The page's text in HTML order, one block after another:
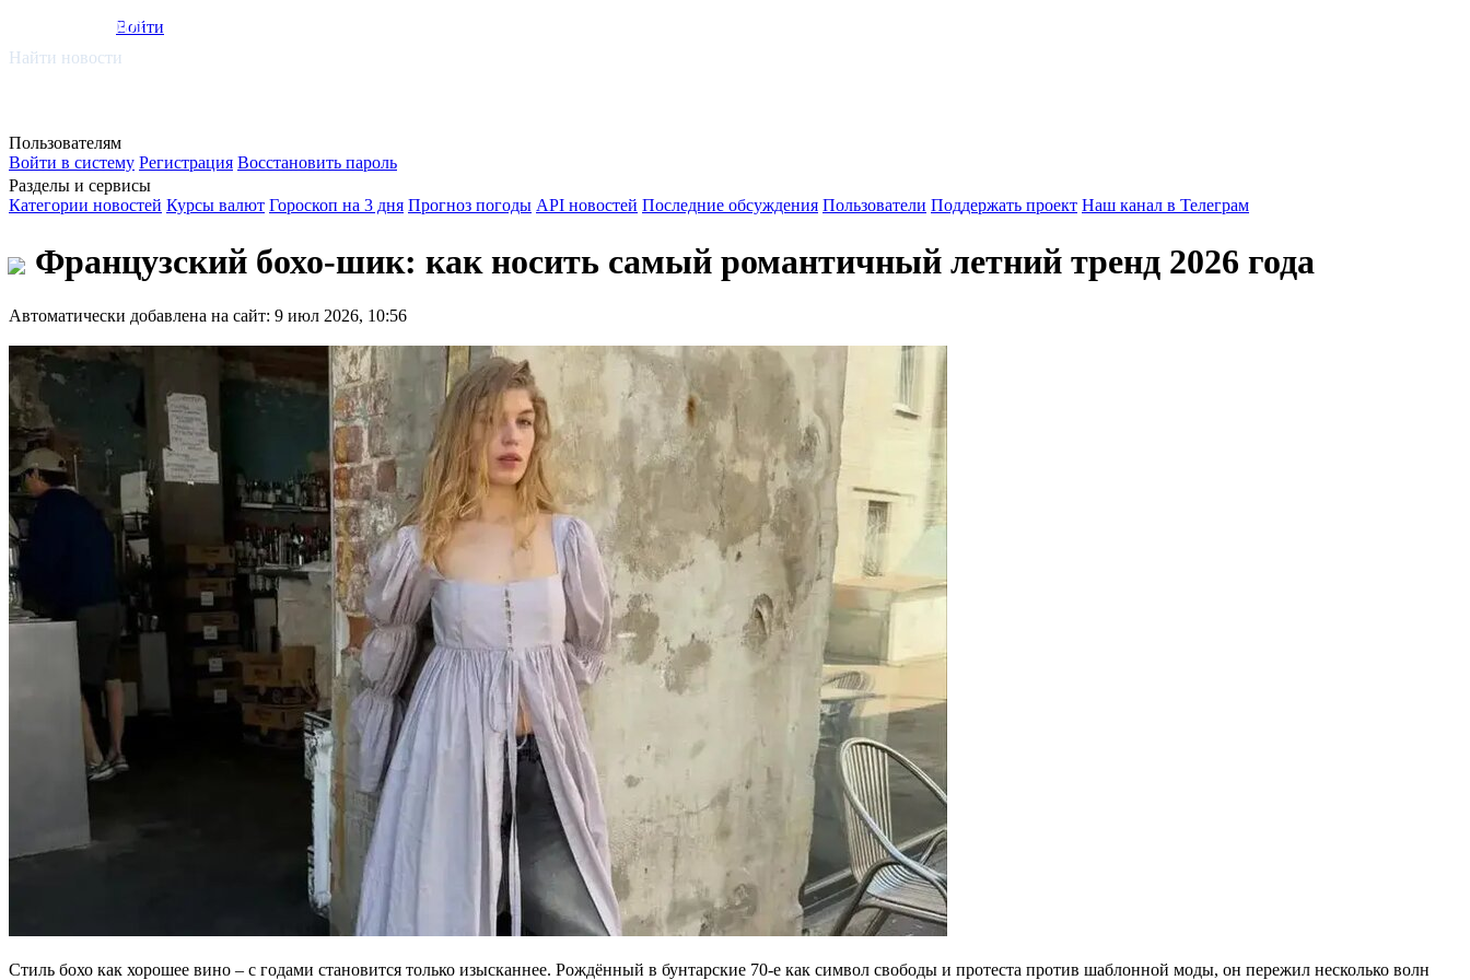
smi.mobi
Войти
Найти новости
Пользователям
Войти в систему Регистрация Восстановить пароль
Разделы и сервисы
Категории новостей Курсы валют Гороскоп на 3 дня Прогноз погоды API новостей Последние обсуждения Пользователи Поддержать проект Наш канал в Телеграм
Французский бохо-шик: как носить самый романтичный летний тренд 2026 года
Автоматически добавлена на сайт: 9 июл 2026, 10:56
Стиль бохо как хорошее вино – с годами становится только изысканнее. Рождённый в бунтарские 70-е как символ свободы и протеста против шаблонной моды, он пережил несколько волн